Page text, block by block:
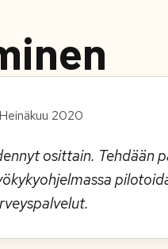
Heinäkuu 2020
osittain. Tehdään